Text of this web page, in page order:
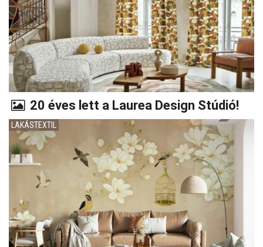
20 éves lett a Laurea Design Stúdió!
LAKÁSTEXTIL